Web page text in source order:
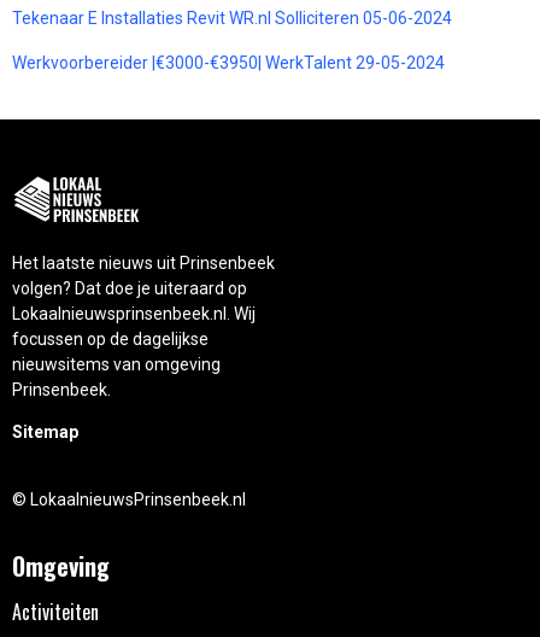
Tekenaar E Installaties Revit WR.nl Solliciteren 05-06-2024
Werkvoorbereider |€3000-€3950| WerkTalent 29-05-2024
Het laatste nieuws uit Prinsenbeek
volgen? Dat doe je uiteraard op
Lokaalnieuwsprinsenbeek.nl. Wij
focussen op de dagelijkse
nieuwsitems van omgeving
Prinsenbeek.
Sitemap
© LokaalnieuwsPrinsenbeek.nl
Omgeving
Activiteiten